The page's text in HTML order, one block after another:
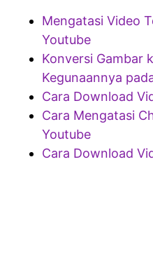
Mengatasi Video
Youtube
Konversi Gambar
Kegunaannya
Cara Download
Cara Mengatasi
Youtube
Cara Download